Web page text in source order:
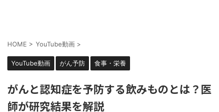
HOME > YouTube動画 >
YouTube動画 がん予防 食事・栄養
がんと認知症を予防する飲みものとは？医
師が研究結果を解説